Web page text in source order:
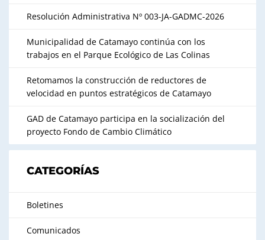
Resolución Administrativa Nº 003-JA-GADMC-2026
Municipalidad de Catamayo continúa con los
trabajos en el Parque Ecológico de Las Colinas
Retomamos la construcción de reductores de
velocidad en puntos estratégicos de Catamayo
GAD de Catamayo participa en la socialización del
proyecto Fondo de Cambio Climático
CATEGORÍAS
Boletines
Comunicados